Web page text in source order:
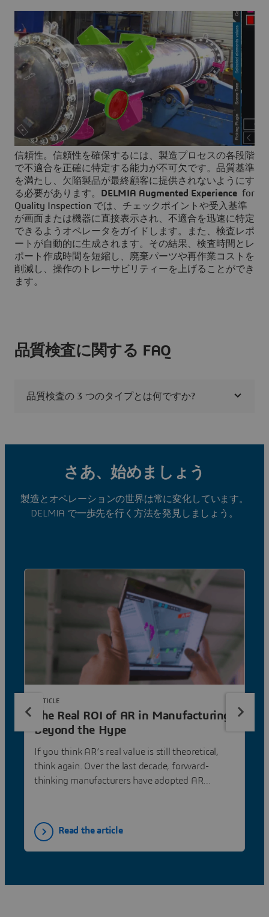
信頼性。信頼性を確保するには、製造プロセスの各段階
で不適合を正確に特定する能力が不可欠です。品質基準
を満たし、欠陥製品が最終顧客に提供されないようにす
る必要があります。
DELMIA Augmented Experience for
Quality Inspection では、チェックポイントや受入基準
が画面または機器に直接表示され、不適合を迅速に特定
できるようオペレータをガイドします。また、検査レポ
ートが自動的に生成されます。その結果、検査時間とレ
ポート作成時間を短縮し、廃棄パーツや再作業コストを
削減し、操作のトレーサビリティーを上げることができ
ます。
品質検査に関する FAQ
品質検査の 3 つのタイプとは何ですか?
さあ、始めましょう
製造とオペレーションの世界は常に変化しています。
DELMIA で一歩先を行く方法を発見しましょう。
The Real ROI of AR in Manufacturing:
Beyond the Hype
If you think AR’s real value is still theoretical,
think again. Over the last decade, forward-
thinking manufacturers have adopted AR
ARTICLE
Read the article